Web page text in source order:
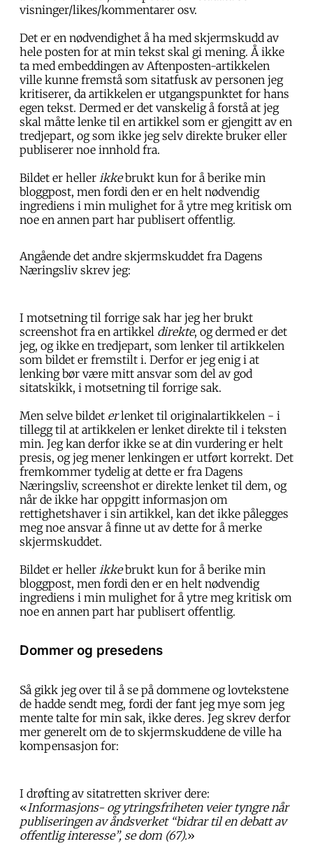
visninger/likes/kommentarer osv.
Det er en nødvendighet å ha med skjermskudd av
hele posten for at min tekst skal gi mening. Å ikke
ta med embeddingen av Aftenposten-artikkelen
ville kunne fremstå som sitatfusk av personen jeg
kritiserer, da artikkelen er utgangspunktet for hans
egen tekst. Dermed er det vanskelig å forstå at jeg
skal måtte lenke til en artikkel som er gjengitt av en
tredjepart, og som ikke jeg selv direkte bruker eller
publiserer noe innhold fra.
Bildet er heller ikkebrukt kun for å berike min
bloggpost, men fordi den er en helt nødvendig
ingrediens i min mulighet for å ytre meg kritisk om
noe en annen part har publisert offentlig.
Angående det andre skjermskuddet fra Dagens
Næringsliv skrev jeg:
I motsetning til forrige sak har jeg her brukt
screenshot fra en artikkel direkte, og dermed er det
jeg, og ikke en tredjepart, som lenker til artikkelen
som bildet er fremstilt i. Derfor er jeg enig i at
lenking bør være mitt ansvar som del av god
sitatskikk, i motsetning til forrige sak.
Men selve bildet erlenket til originalartikkelen - i
tillegg til at artikkelen er lenket direkte til i teksten
min. Jeg kan derfor ikke se at din vurdering er helt
presis, og jeg mener lenkingen er utført korrekt. Det
fremkommer tydelig at dette er fra Dagens
Næringsliv, screenshot er direkte lenket til dem, og
når de ikke har oppgitt informasjon om
rettighetshaver i sin artikkel, kan det ikke pålegges
meg noe ansvar å finne ut av dette for å merke
skjermskuddet.
Bildet er heller ikkebrukt kun for å berike min
bloggpost, men fordi den er en helt nødvendig
ingrediens i min mulighet for å ytre meg kritisk om
noe en annen part har publisert offentlig.
Dommer og presedens
Så gikk jeg over til å se på dommene og lovtekstene
de hadde sendt meg, fordi der fant jeg mye som jeg
mente talte for min sak, ikke deres. Jeg skrev derfor
mer generelt om de to skjermskuddene de ville ha
kompensasjon for:
I drøfting av sitatretten skriver dere:
«Informasjons- og ytringsfriheten veier tyngre når
publiseringen av åndsverket “bidrar til en debatt av
offentlig interesse”, se dom (67).»